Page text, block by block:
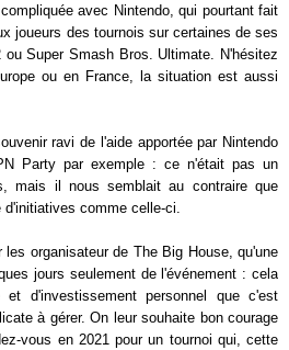
avec Nintendo, qui pourtant fait
joueurs des tournois sur certaines de ses
Super Smash Bros. Ultimate. N'hésitez
ou en France, la situation est aussi
ravi de l'aide apportée par Nintendo
Party par exemple : ce n'était pas un
mais il nous semblait au contraire que
d'initiatives comme celle-ci.
organisateur de The Big House, qu'une
jours seulement de l'événement : cela
et d'investissement personnel que c'est
à gérer. On leur souhaite bon courage
vous en 2021 pour un tournoi qui, cette